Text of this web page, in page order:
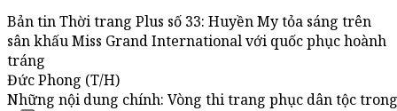
Bản tin Thời trang Plus số 33: Huyền My tỏa sáng trên
sân khấu Miss Grand International với quốc phục hoành
tráng
Đức Phong (T/H)
Những nội dung chính: Vòng thi trang phục dân tộc